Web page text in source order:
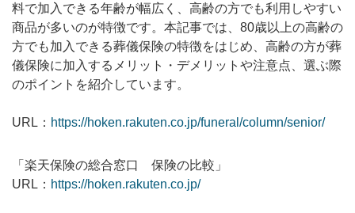
料で加入できる年齢が幅広く、高齢の方でも利用しやすい
商品が多いのが特徴です。本記事では、80歳以上の高齢の
方でも加入できる葬儀保険の特徴をはじめ、高齢の方が葬
儀保険に加入するメリット・デメリットや注意点、選ぶ際
のポイントを紹介しています。
URL： https://hoken.rakuten.co.jp/funeral/column/senior/
「楽天保険の総合窓口 保険の比較」
URL： https://hoken.rakuten.co.jp/